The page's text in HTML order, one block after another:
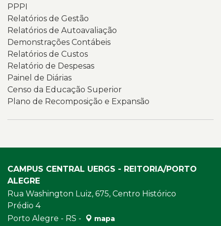
PPPI
Relatórios de Gestão
Relatórios de Autoavaliação
Demonstrações Contábeis
Relatórios de Custos
Relatório de Despesas
Painel de Diárias
Censo da Educação Superior
Plano de Recomposição e Expansão
CAMPUS CENTRAL UERGS - REITORIA/PORTO
ALEGRE
Rua Washington Luiz, 675, Centro Histórico
Prédio 4
Porto Alegre - RS -
mapa